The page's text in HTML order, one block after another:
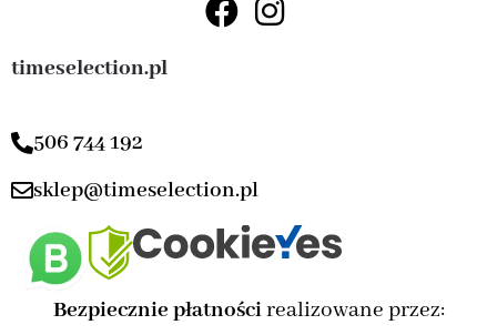
timeselection.pl
506 744 192
sklep@timeselection.pl
Bezpiecznie płatnościrealizowane przez: